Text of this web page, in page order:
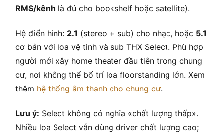
RMS/kênh là đủ cho bookshelf hoặc satellite).
Hệ điển hình: 2.1 (stereo + sub) cho nhạc, hoặc 5.1
cơ bản với loa vệ tinh và sub THX Select. Phù hợp
người mới xây home theater đầu tiên trong chung
cư, nơi không thể bố trí loa floorstanding lớn. Xem
thêm hệ thống âm thanh cho chung cư.
Lưu ý: Select không có nghĩa «chất lượng thấp».
Nhiều loa Select vẫn dùng driver chất lượng cao;